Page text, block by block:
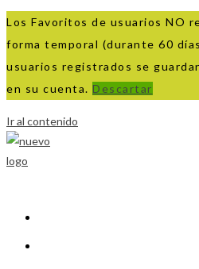
Los Favoritos de usuarios NO
forma temporal (durante 60
usuarios registrados se
en su cuenta. Descartar
Ir al contenido